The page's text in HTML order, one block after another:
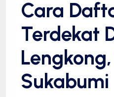
Cara
Terdekat
Sukabumi